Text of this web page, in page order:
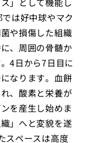
は好中球やマク
や損傷した組織
、周囲の骨髄か
4日から7日目に
なります。血餅
、酸素と栄養が
を産生し始めま
」へと変貌を遂
スペースは高度